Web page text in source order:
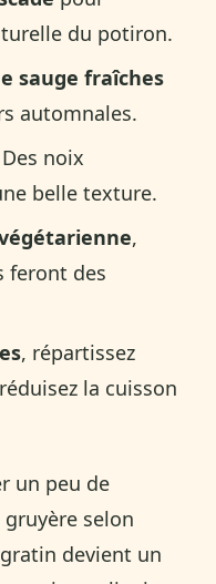
du potiron.
sauge fraîches
automnales.
Des noix
belle texture.
,
feront des
, répartissez
la cuisson
un peu de
selon
devient un